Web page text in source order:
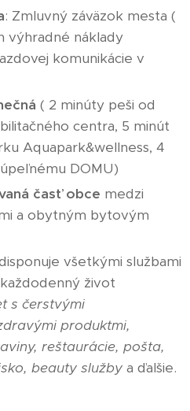
: Zmluvný záväzok mesta (
výhradné náklady
komunikácie v
( 2 minúty peši od
centra, 5 minút
Aquapark&wellness, 4
DOMU)
časť obce medzi
a obytným bytovým
všetkými službami
život
s čerstvými
produktmi,
reštaurácie, pošta,
beauty služby a ďalšie.